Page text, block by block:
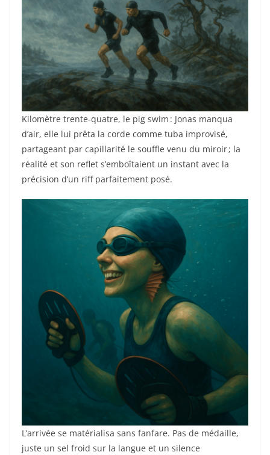
Kilomètre trente‑quatre, le pig swim : Jonas manqua
d’air, elle lui prêta la corde comme tuba improvisé,
partageant par capillarité le souffle venu du miroir ; la
réalité et son reflet s’emboîtaient un instant avec la
précision d’un riff parfaitement posé.
L’arrivée se matérialisa sans fanfare. Pas de médaille,
juste un sel froid sur la langue et un silence